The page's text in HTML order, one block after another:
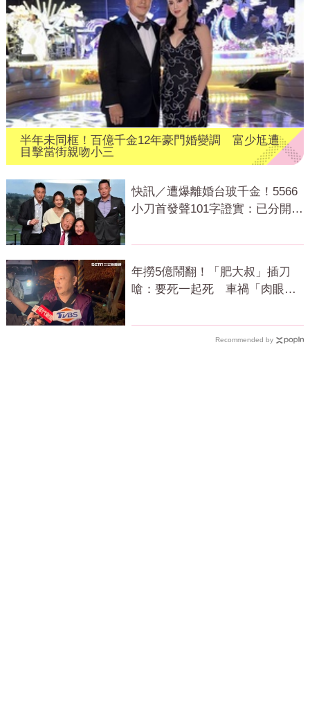
半年未同框！百億千金12年豪門婚變調 富少尪遭
目擊當街親吻小三
快訊／遭爆離婚台玻千金！5566
小刀首發聲101字證實：已分開一
年撈5億鬧翻！「肥大叔」插刀
嗆：要死一起死 車禍「肉眼酒
Recommended by